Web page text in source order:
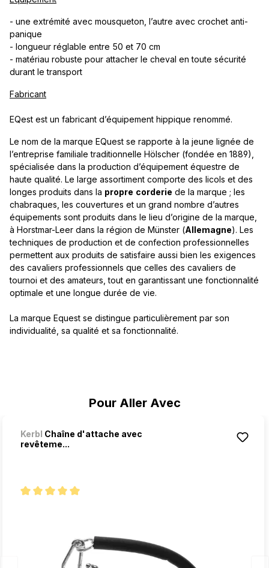
Pour Aller Avec
Kerbl Chaîne d'attache avec
revêteme...
- une extrémité avec mousqueton, l’autre avec crochet anti-
panique
- longueur réglable entre 50 et 70 cm
- matériau robuste pour attacher le cheval en toute sécurité
durant le transport
Fabricant
EQest est un fabricant d’équipement hippique renommé.
Le nom de la marque EQuest se rapporte à la jeune lignée de
l’entreprise familiale traditionnelle Hölscher (fondée en 1889),
spécialisée dans la production d’équipement équestre de
haute qualité. Le large assortiment comporte des licols et des
longes produits dans la propre corderie de la marque ; les
chabraques, les couvertures et un grand nombre d’autres
équipements sont produits dans le lieu d’origine de la marque,
à Horstmar-Leer dans la région de Münster (Allemagne). Les
techniques de production et de confection professionnelles
permettent aux produits de satisfaire aussi bien les exigences
des cavaliers professionnels que celles des cavaliers de
tournoi et des amateurs, tout en garantissant une fonctionnalité
optimale et une longue durée de vie.
La marque Equest se distingue particulièrement par son
individualité, sa qualité et sa fonctionnalité.